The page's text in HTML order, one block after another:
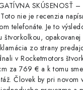
SKÚSENOSŤ –
nie je recenzia
telefonáte. Je to
štvorkolkou,
zo strany
v Rocketmotors
za 769 € a k tomu
Človek by pri